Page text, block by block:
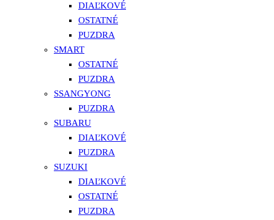
DIAĽKOVÉ
OSTATNÉ
PUZDRA
SMART
OSTATNÉ
PUZDRA
SSANGYONG
PUZDRA
SUBARU
DIAĽKOVÉ
PUZDRA
SUZUKI
DIAĽKOVÉ
OSTATNÉ
PUZDRA